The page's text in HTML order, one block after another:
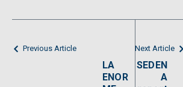
Previous Article
LA
ENOR
Next Article
SEDEN
A